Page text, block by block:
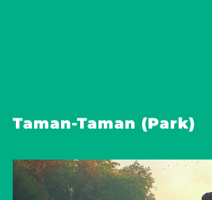
Taman-Taman (Park)